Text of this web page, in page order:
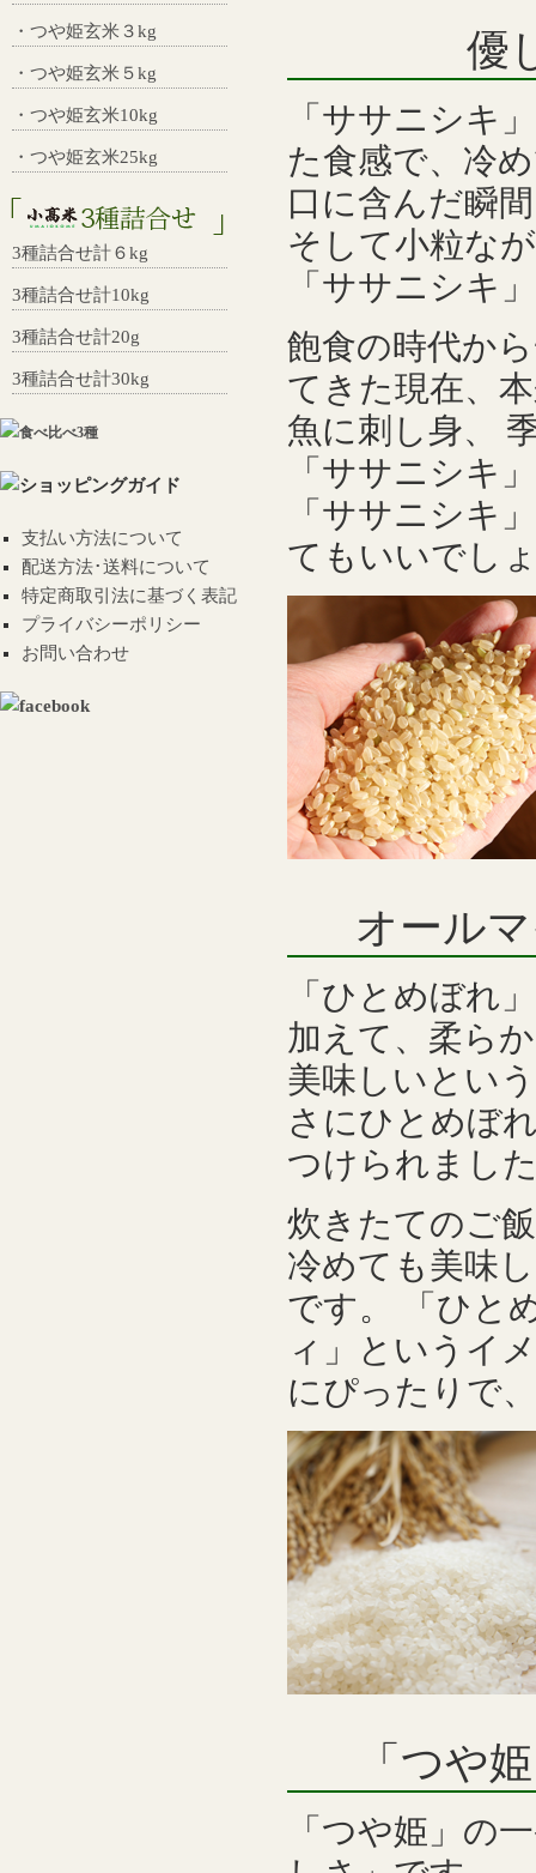
優
「ササニシキ
た食感で、冷
口に含んだ瞬
そして小粒な
「ササニシキ
飽食の時代か
てきた現在、
魚に刺し身、
「ササニシキ
「ササニシキ
てもいいでし
オール
「ひとめぼれ
加えて、柔ら
美味しいとい
さにひとめぼ
つけられまし
炊きたてのご
冷めても美味
です。 「ひと
ィ」というイ
にぴったりで
「つや
「つや姫」の
・つや姫玄米３kg
・つや姫玄米５kg
・つや姫玄米10kg
・つや姫玄米25kg
3種詰合せ計６kg
3種詰合せ計10kg
3種詰合せ計20g
3種詰合せ計30kg
支払い方法について
配送方法･送料について
特定商取引法に基づく表記
プライバシーポリシー
お問い合わせ